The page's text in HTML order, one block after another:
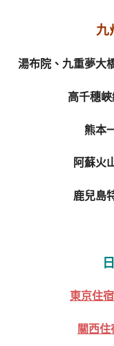
九
湯布院、九重夢大
高千穗峽
熊本
阿蘇火
鹿兒島
東京住宿
關西住